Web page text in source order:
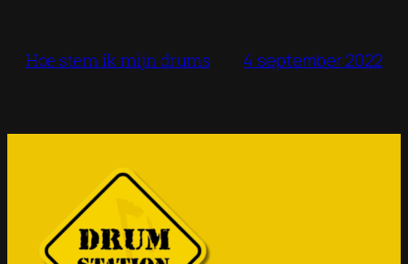
Hoe stem ik mijn drums 4 september 2022